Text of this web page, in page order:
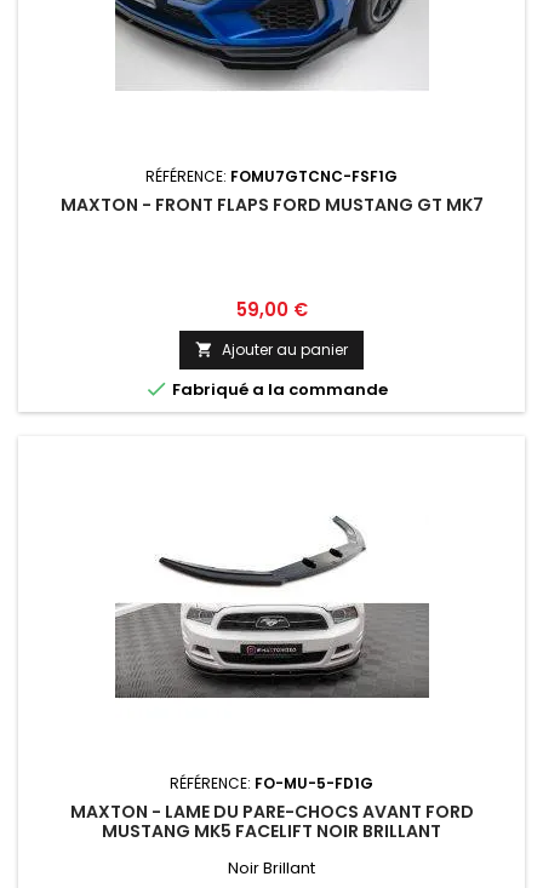
RÉFÉRENCE: FOMU7GTCNC-FSF1G
MAXTON - FRONT FLAPS FORD MUSTANG GT MK7
Prix
59,00 €
 Ajouter au panier
 Fabriqué a la commande
RÉFÉRENCE: FO-MU-5-FD1G
MAXTON - LAME DU PARE-CHOCS AVANT FORD
MUSTANG MK5 FACELIFT NOIR BRILLANT
Noir Brillant